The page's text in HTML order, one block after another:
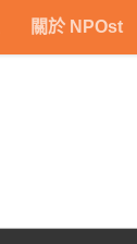
關於 NPOst